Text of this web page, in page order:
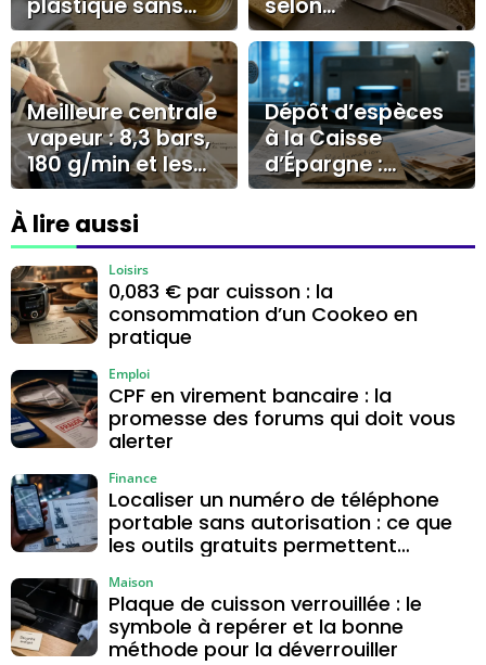
plastique sans
voile blanc ni
rayures
selon
l’encrassement :
savon noir,
bicarbonate ou
dégraissant
Meilleure centrale
vapeur : 8,3 bars,
180 g/min et les
erreurs qui
coûtent cher
Dépôt d’espèces
à la Caisse
d’Épargne :
preuves,
recours pour
dossier
À lire aussi
0,083 € par cuisson : la
consommation d’un Cookeo en
pratique
Loisirs
CPF en virement bancaire : la
promesse des forums qui doit vous
alerter
Emploi
Localiser un numéro de téléphone
portable sans autorisation : ce que
les outils gratuits permettent
Finance
Plaque de cuisson verrouillée : le
symbole à repérer et la bonne
méthode pour la déverrouiller
Maison